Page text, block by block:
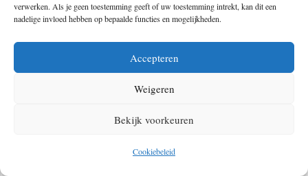
verwerken. Als je geen toestemming geeft of uw toestemming intrekt, kan dit een
nadelige invloed hebben op bepaalde functies en mogelijkheden.
Accepteren
Weigeren
Bekijk voorkeuren
Cookiebeleid
Ökowerkis het oudste op de erfgoedlijst geplaatste waterleidingbedrijf
biodiversiteit van het Grunewald met zijn talrijke biotopen te behouden.
Je kunt de muren van het oude waterleidingbedrijf verkennen en leren
over het waterleven, kennismaken met historische groenten en fruit in
volgen. Vooral voor kinderen is de Ökowerk een unieke plek om
nieuwe dingen te leren en te ervaren, een ruimte om van alles uit te